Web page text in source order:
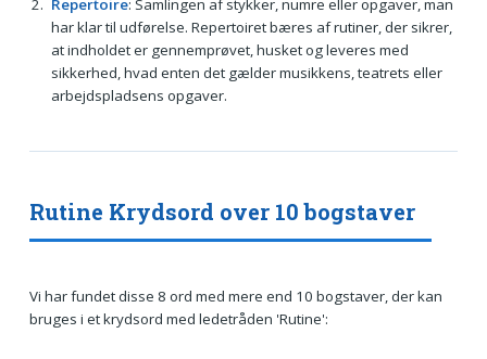
har klar til udførelse. Repertoiret bæres af rutiner, der sikrer,
at indholdet er gennemprøvet, husket og leveres med
sikkerhed, hvad enten det gælder musikkens, teatrets eller
arbejdspladsens opgaver.
Rutine Krydsord over 10 bogstaver
Vi har fundet disse 8 ord med mere end 10 bogstaver, der kan
bruges i et krydsord med ledetråden 'Rutine':